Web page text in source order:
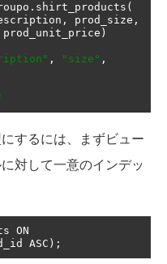
. shirt_products (
, prod_size ,
prod_unit_price )
, "size" ,
するには、まずビュー
対して一意のインデッ
ON
ASC );